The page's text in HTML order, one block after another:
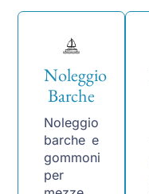
Noleggio
Barche
Noleggio
barche e
gommoni
per